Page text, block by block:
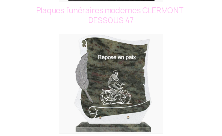
Plaques funéraires modernes CLERMONT-
DESSOUS 47